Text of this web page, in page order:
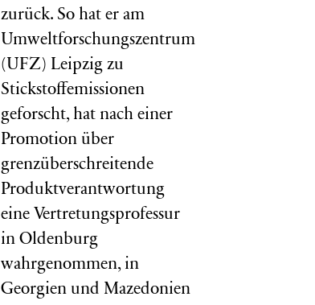
zurück. So hat er am
Umweltforschungszentrum
(UFZ) Leipzig zu
Stickstoffemissionen
geforscht, hat nach einer
Promotion über
grenzüberschreitende
Produktverantwortung
eine Vertretungsprofessur
in Oldenburg
wahrgenommen, in
Georgien und Mazedonien